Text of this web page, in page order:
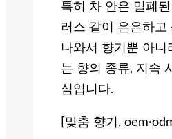
특히 차 안은 밀폐
러스 같이 은은하고
나와서 향기뿐 아니
는 향의 종류, 지속
심입니다.
[맞춤 향기,